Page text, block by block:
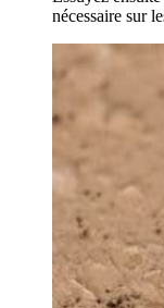
nécessaire sur